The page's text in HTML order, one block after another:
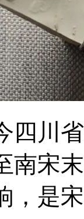
四川
南宋
，是